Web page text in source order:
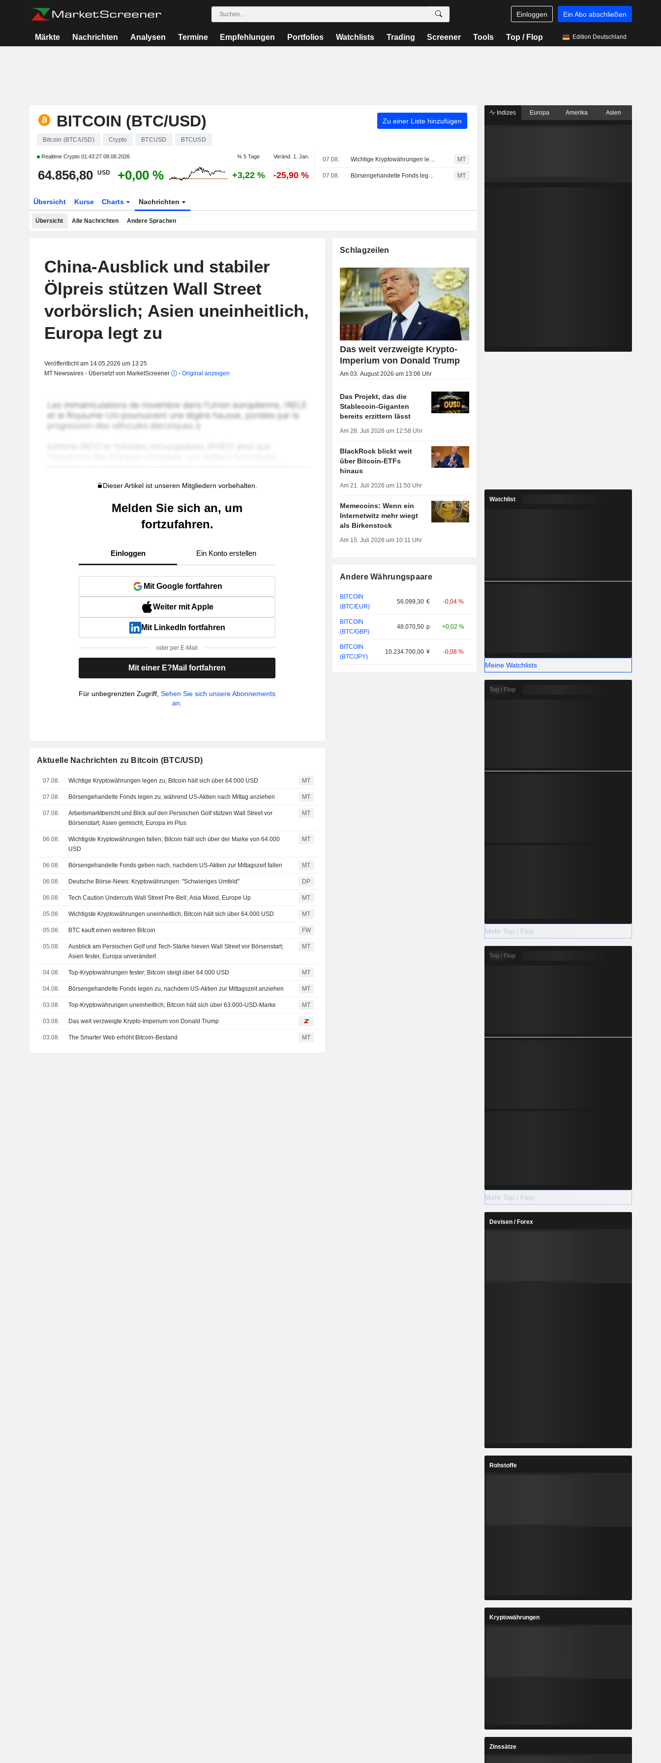
Einloggen Ein Abo abschließen
Märkte Nachrichten Analysen Termine Empfehlungen Portfolios Watchlists Trading Screener Tools Top / Flop Edition Deutschland
BITCOIN (BTC/USD) Zu einer Liste hinzufügen
Bitcoin (BTC/USD) Crypto BTCUSD BTCUSD
Realtime Crypto 01:43:27 08.08.2026 % 5 Tage Veränd. 1. Jan.
64.856,80 USD +0,00 % +3,22 % -25,90 %
07.08. Wichtige Kryptowährungen legen zu; Bitcoin hält sich über 64.000 USD MT
07.08. Börsengehandelte Fonds legen zu, während US-Aktien nach Mittag anziehen MT
Übersicht Kurse Charts Nachrichten
Übersicht Alle Nachrichten Andere Sprachen
China-Ausblick und stabiler
Ölpreis stützen Wall Street
vorbörslich; Asien uneinheitlich,
Europa legt zu
Veröffentlicht am 14.05.2026 um 13:25
MT Newswires - Übersetzt von MarketScreener
- Original anzeigen
Dieser Artikel ist unseren Mitgliedern vorbehalten.
Melden Sie sich an, um
fortzufahren.
Einloggen Ein Konto erstellen
Mit Google fortfahren
Weiter mit Apple
Mit LinkedIn fortfahren
oder per E-Mail
Mit einer E?Mail fortfahren
Für unbegrenzten Zugriff,Sehen Sie sich unsere Abonnements
an.
Aktuelle Nachrichten zu Bitcoin (BTC/USD)
07.08. Wichtige Kryptowährungen legen zu; Bitcoin hält sich über 64.000 USD MT
07.08. Börsengehandelte Fonds legen zu, während US-Aktien nach Mittag anziehen MT
07.08.
Arbeitsmarktbericht und Blick auf den Persischen Golf stützen Wall Street vor
Börsenstart; Asien gemischt, Europa im Plus
MT
06.08.
Wichtigste Kryptowährungen fallen; Bitcoin hält sich über der Marke von 64.000
USD
MT
06.08. Börsengehandelte Fonds geben nach, nachdem US-Aktien zur Mittagszeit fallen MT
06.08. Deutsche Börse-News: Kryptowährungen: "Schwieriges Umfeld" DP
06.08. Tech Caution Undercuts Wall Street Pre-Bell; Asia Mixed, Europe Up MT
05.08. Wichtigste Kryptowährungen uneinheitlich; Bitcoin hält sich über 64.000 USD MT
05.08. BTC kauft einen weiteren Bitcoin FW
05.08.
Ausblick am Persischen Golf und Tech-Stärke hieven Wall Street vor Börsenstart;
Asien fester, Europa unverändert
MT
04.08. Top-Kryptowährungen fester; Bitcoin steigt über 64.000 USD MT
04.08. Börsengehandelte Fonds legen zu, nachdem US-Aktien zur Mittagszeit anziehen MT
03.08. Top-Kryptowährungen uneinheitlich; Bitcoin hält sich über 63.000-USD-Marke MT
03.08. Das weit verzweigte Krypto-Imperium von Donald Trump
03.08. The Smarter Web erhöht Bitcoin-Bestand MT
Schlagzeilen
Das weit verzweigte Krypto-
Imperium von Donald Trump
Am 03. August 2026 um 13:06 Uhr
Das Projekt, das die
Stablecoin-Giganten
bereits erzittern lässt
Am 28. Juli 2026 um 12:58 Uhr
BlackRock blickt weit
über Bitcoin-ETFs
hinaus
Am 21. Juli 2026 um 11:50 Uhr
Memecoins: Wenn ein
Internetwitz mehr wiegt
als Birkenstock
Am 15. Juli 2026 um 10:11 Uhr
Andere Währungspaare
BITCOIN
(BTC/EUR)
56.099,30 € -0,04 %
BITCOIN
(BTC/GBP)
48.070,50 p +0,02 %
BITCOIN
(BTC/JPY)
10.234.700,00 ¥ -0,08 %
Indizes Europa Amerika Asien
Watchlist
Meine Watchlists
Top / Flop
Mehr Top / Flop
Top / Flop
Mehr Top / Flop
Devisen / Forex
Rohstoffe
Kryptowährungen
Zinssätze